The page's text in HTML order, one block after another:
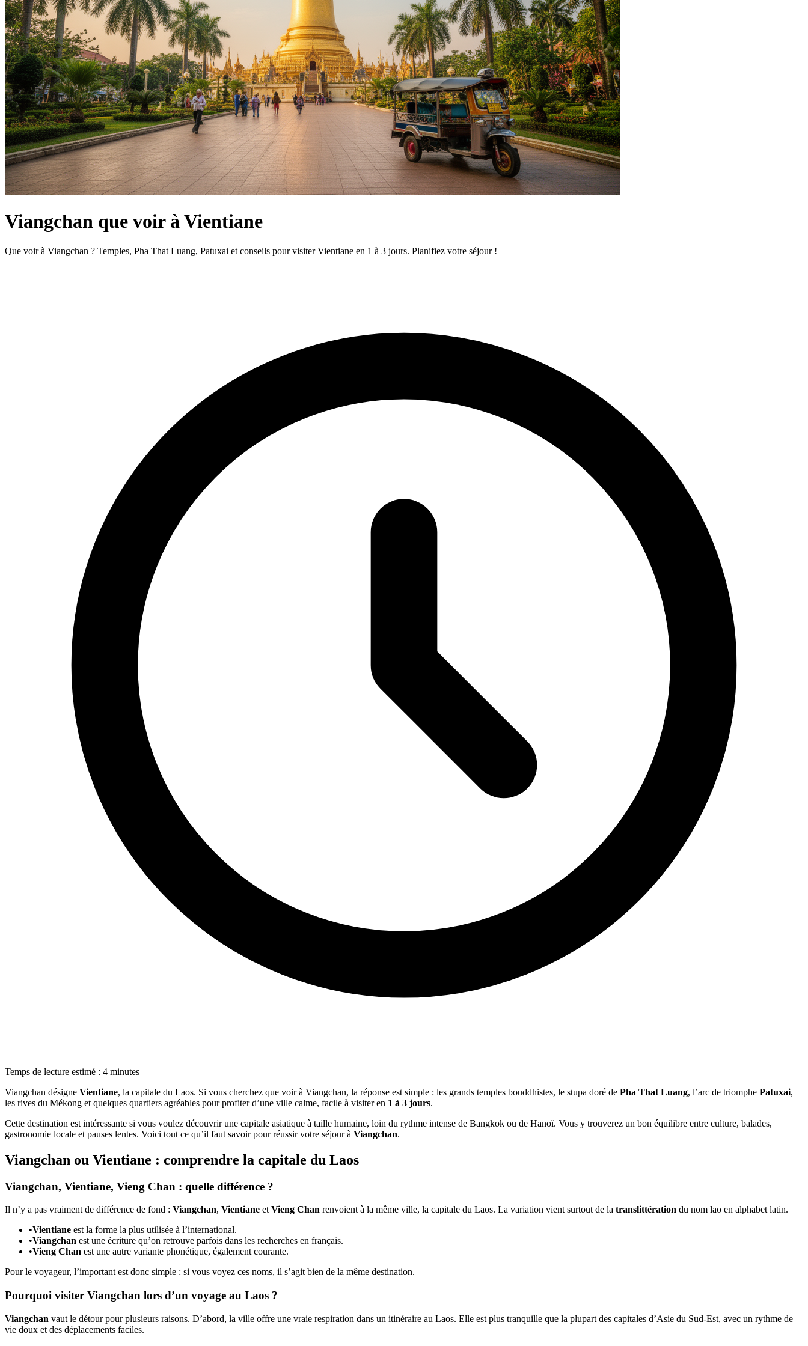
Viangchan que voir à Vientiane
Que voir à Viangchan ? Temples, Pha That Luang, Patuxai et conseils pour visiter Vientiane en 1 à 3 jours. Planifiez votre séjour !
Temps de lecture estimé : 4 minutes
Viangchan désigne Vientiane, la capitale du Laos. Si vous cherchez que voir à Viangchan, la réponse est simple : les grands temples bouddhistes, le stupa doré de Pha That Luang, l’arc de triomphe Patuxai,
les rives du Mékong et quelques quartiers agréables pour profiter d’une ville calme, facile à visiter en 1 à 3 jours.
Cette destination est intéressante si vous voulez découvrir une capitale asiatique à taille humaine, loin du rythme intense de Bangkok ou de Hanoï. Vous y trouverez un bon équilibre entre culture, balades,
gastronomie locale et pauses lentes. Voici tout ce qu’il faut savoir pour réussir votre séjour à Viangchan.
Viangchan ou Vientiane : comprendre la capitale du Laos
Viangchan, Vientiane, Vieng Chan : quelle différence ?
Il n’y a pas vraiment de différence de fond : Viangchan, Vientiane etVieng Chan renvoient à la même ville, la capitale du Laos. La variation vient surtout de la translittération du nom lao en alphabet latin.
•Vientiane est la forme la plus utilisée à l’international.
•Viangchan est une écriture qu’on retrouve parfois dans les recherches en français.
•Vieng Chan est une autre variante phonétique, également courante.
Pour le voyageur, l’important est donc simple : si vous voyez ces noms, il s’agit bien de la même destination.
Pourquoi visiter Viangchan lors d’un voyage au Laos ?
Viangchan vaut le détour pour plusieurs raisons. D’abord, la ville offre une vraie respiration dans un itinéraire au Laos. Elle est plus tranquille que la plupart des capitales d’Asie du Sud-Est, avec un rythme de
vie doux et des déplacements faciles.